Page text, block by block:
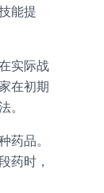
能提
实际战
在初期
。
药品。
药时，